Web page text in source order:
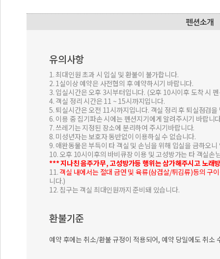
유의사항
1. 최대인원 초과 시 입실 및 환불이 불가합니다.
2. 1실이상 예약은 사전협의 후 예약하시기 바랍니다.
3. 입실시간은 오후 3시부터입니다. (오후 10시이후 도착 시
4. 객실 정리 시간은 11 ~ 15시까지입니다.
5. 퇴실시간은 오전 11시까지입니다. 객실 정리 후 퇴실점검
6. 이용 중 집기파손 시에는 펜션지기에게 알려주시기 바랍니
7. 쓰레기는 지정된 장소에 분리하여 주시기바랍니다.
8. 미성년자는 보호자 동반없이 이용하실 수 없습니다.
9. 애완동물은 부득이 타 객실 및 손님을 위해 입실을 금하오
10. 오후 10시이후의 바비큐장 이용 및 고성방가는 타 객실손
*** 지나친 음주가무, 고성방가등 행위는 삼가해주시고 노래
11. 객실 내에서는 절대 금연 및 육류(삼겹살/튀김류)등의 구
니다.)
12. 침구는 객실 최대인원까지 준비돼 있습니다.
환불기준
예약 후에는 취소/환불 규정이 적용되어, 예약 당일에도 취소